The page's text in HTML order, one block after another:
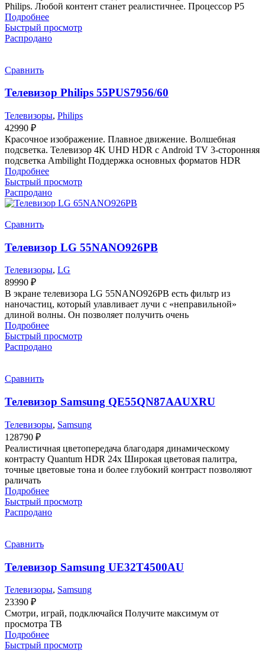
Philips. Любой контент станет реалистичнее. Процессор P5
Подробнее
Быстрый просмотр
Распродано
Сравнить
Телевизор Philips 55PUS7956/60
Телевизоры, Philips
42990 ₽
Красочное изображение. Плавное движение. Волшебная
подсветка. Телевизор 4K UHD HDR с Android TV 3-сторонняя
подсветка Ambilight Поддержка основных форматов HDR
Подробнее
Быстрый просмотр
Распродано
Сравнить
Телевизор LG 55NANO926PB
Телевизоры, LG
89990 ₽
В экране телевизора LG 55NANO926PB есть фильтр из
наночастиц, который улавливает лучи с «неправильной»
длиной волны. Он позволяет получить очень
Подробнее
Быстрый просмотр
Распродано
Сравнить
Телевизор Samsung QE55QN87AAUXRU
Телевизоры, Samsung
128790 ₽
Реалистичная цветопередача благодаря динамическому
контрасту Quantum HDR 24x Широкая цветовая палитра,
точные цветовые тона и более глубокий контраст позволяют
раличать
Подробнее
Быстрый просмотр
Распродано
Сравнить
Телевизор Samsung UE32T4500AU
Телевизоры, Samsung
23390 ₽
Смотри, играй, подключайся Получите максимум от
просмотра ТВ
Подробнее
Быстрый просмотр